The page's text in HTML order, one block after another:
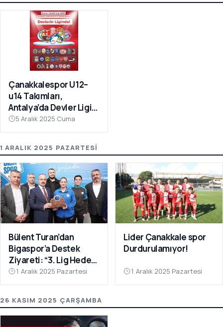
Çanakkalespor U12–
u14 Takımları,
Antalya’da Devler Ligi
Sahnesinde!
5 Aralık 2025 Cuma
1 ARALIK 2025 PAZARTESI
Bülent Turan’dan
Bigaspor’a Destek
Ziyareti: “3. Lig Hedefi
Çok Yakın”
1 Aralık 2025 Pazartesi
Lider Çanakkale spor
Durdurulamıyor!
1 Aralık 2025 Pazartesi
26 KASIM 2025 ÇARŞAMBA